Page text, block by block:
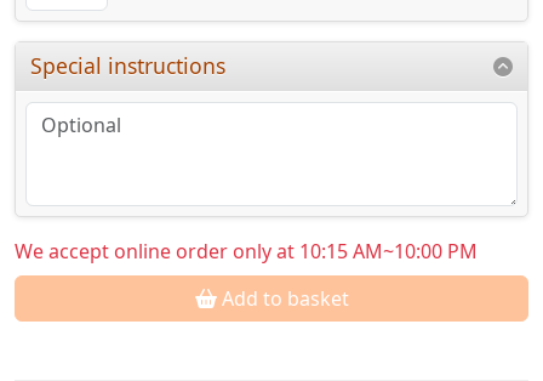
Special instructions
We accept online order only at 10:15 AM~10:00 PM
Add to basket